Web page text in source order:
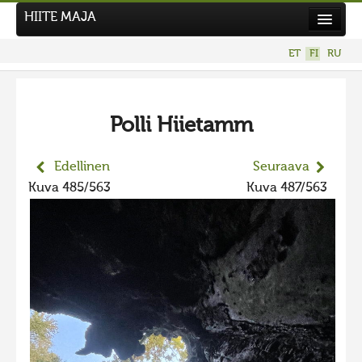
Hiite kuvavõistlus 2026
Hiisien kuvakilpailu 2025
Liikuvad kuvad 2025
Hiisien kuvakilpailu 2024
2024 kuvakilpailu lisä
Liikkuvat kuvat 2024
Hiisien kuvakilpailu 2023
HIITE MAJA
ET FI RU
Polli Hiietamm
Edellinen
Kuva 485/563
Seuraava
Kuva 487/563